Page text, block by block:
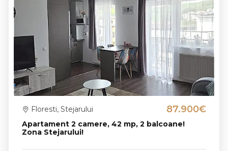
Apartament 2 camere, 42 mp, 2 balcoane!
Zona Stejarului!
Floresti, Stejarului 87.900€